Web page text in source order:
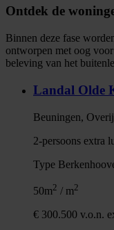
Ontdek de
Binnen deze fase
ontworpen met oog
beleving van het
Landal Olde
Beuningen,
2-persoons extra
Type
50m2 / m2
€ 300.500 v.o.n.